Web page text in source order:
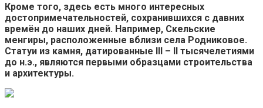
Кроме того, здесь есть много интересных
достопримечательностей, сохранившихся с давних
времён до наших дней. Например, Скельские
менгиры, расположенные вблизи села Родниковое.
Статуи из камня, датированные III – II тысячелетиями
до н.э., являются первыми образцами строительства
и архитектуры.